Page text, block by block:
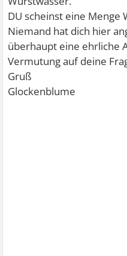
DU scheinst eine Menge
Niemand hat dich hier
überhaupt eine ehrliche
Vermutung auf deine
Gruß
Glockenblume